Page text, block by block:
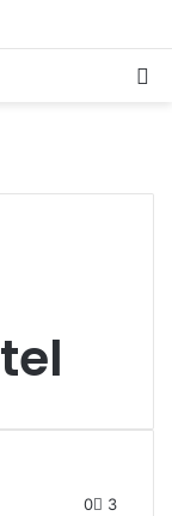
0 3